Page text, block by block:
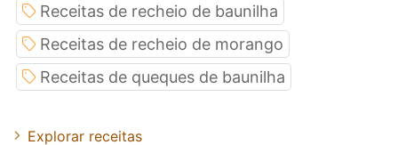
Receitas de recheio de baunilha
Receitas de recheio de morango
Receitas de queques de baunilha
Explorar receitas